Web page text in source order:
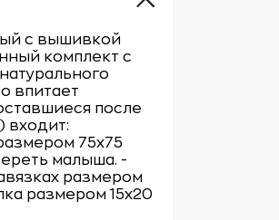
с вышивкой
комплект с
впитает
после
входит:
75х75
малыша. -
размером
размером 15x20